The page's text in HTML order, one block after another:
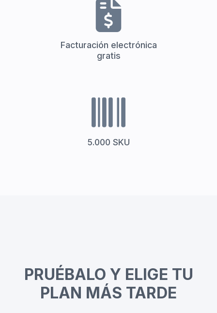
Facturación electrónica
gratis
5.000 SKU
PRUÉBALO Y ELIGE TU
PLAN MÁS TARDE